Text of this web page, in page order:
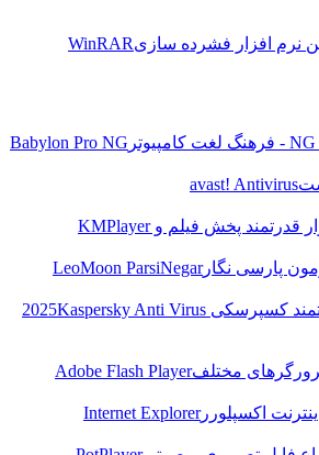
نرم افزار فشرده سازیWinRAR
Babylon Pro NG
avast! Antivirus
قدرتمند پخش فیلم وKMPlayer
پارسی نگارLeoMoon ParsiNegar
کسپرسکی 2025 Kaspersky Anti Virus
مختلفAdobe Flash Player
اکسپلوررInternet Explorer